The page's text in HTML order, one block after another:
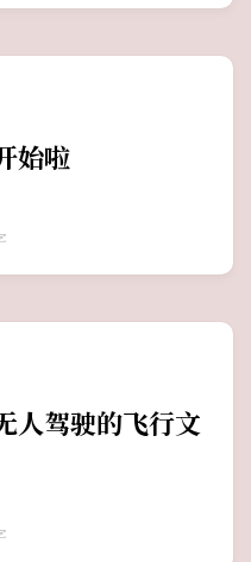
始啦
人驾驶的飞行文